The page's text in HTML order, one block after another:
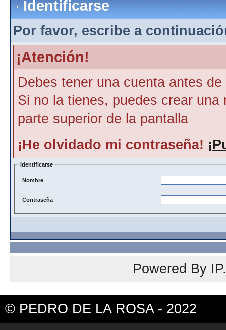
Identificarse
Por favor, escribe a
¡Atención!
Debes tener una cuenta antes
Si no la tienes, puedes crear
parte superior de la pantalla
¡He olvidado mi contraseña!
Identificarse
Nombre
Contraseña
Powered By
© PEDRO DE LA ROSA - 2022